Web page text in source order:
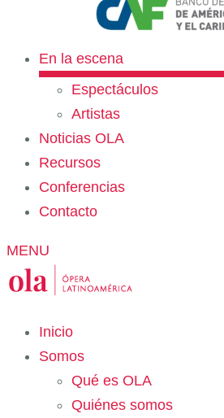
En la escena
Espectáculos
Artistas
Noticias OLA
Recursos
Conferencias
Contacto
MENU
Inicio
Somos
Qué es OLA
Quiénes somos